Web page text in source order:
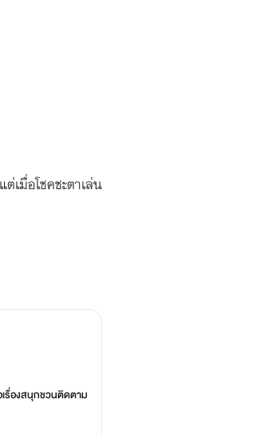
มื่อโชคชะตาเล่น
เรื่องสนุกชวนติดตาม